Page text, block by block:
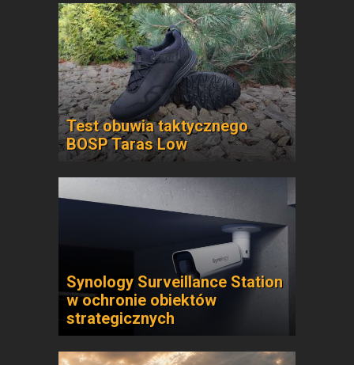
Test obuwia taktycznego
BOSP Taras Low
Synology Surveillance Station
w ochronie obiektów
strategicznych